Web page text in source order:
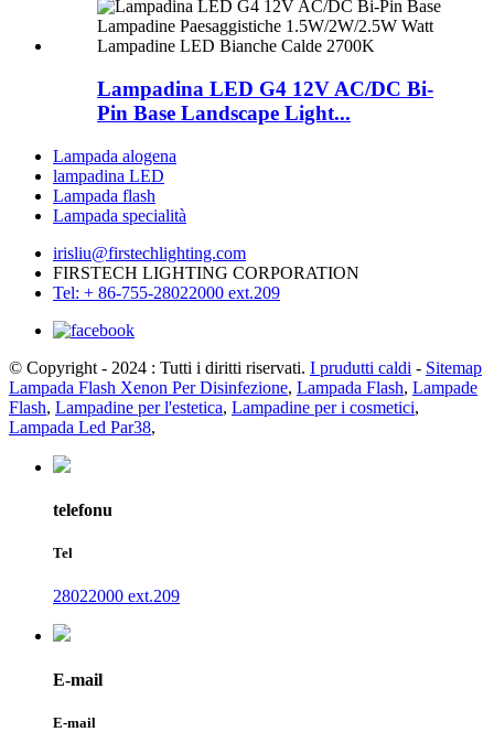
Lampadina LED G4 12V AC/DC Bi-
Pin Base Landscape Light...
Lampada alogena
lampadina LED
Lampada flash
Lampada specialità
irisliu@firstechlighting.com
FIRSTECH LIGHTING CORPORATION
Tel: + 86-755-28022000 ext.209
© Copyright - 2024 : Tutti i diritti riservati. I prudutti caldi - Sitemap
Lampada Flash Xenon Per Disinfezione, Lampada Flash, Lampade
Flash, Lampadine per l'estetica, Lampadine per i cosmetici,
Lampada Led Par38,
telefonu
Tel
28022000 ext.209
E-mail
E-mail